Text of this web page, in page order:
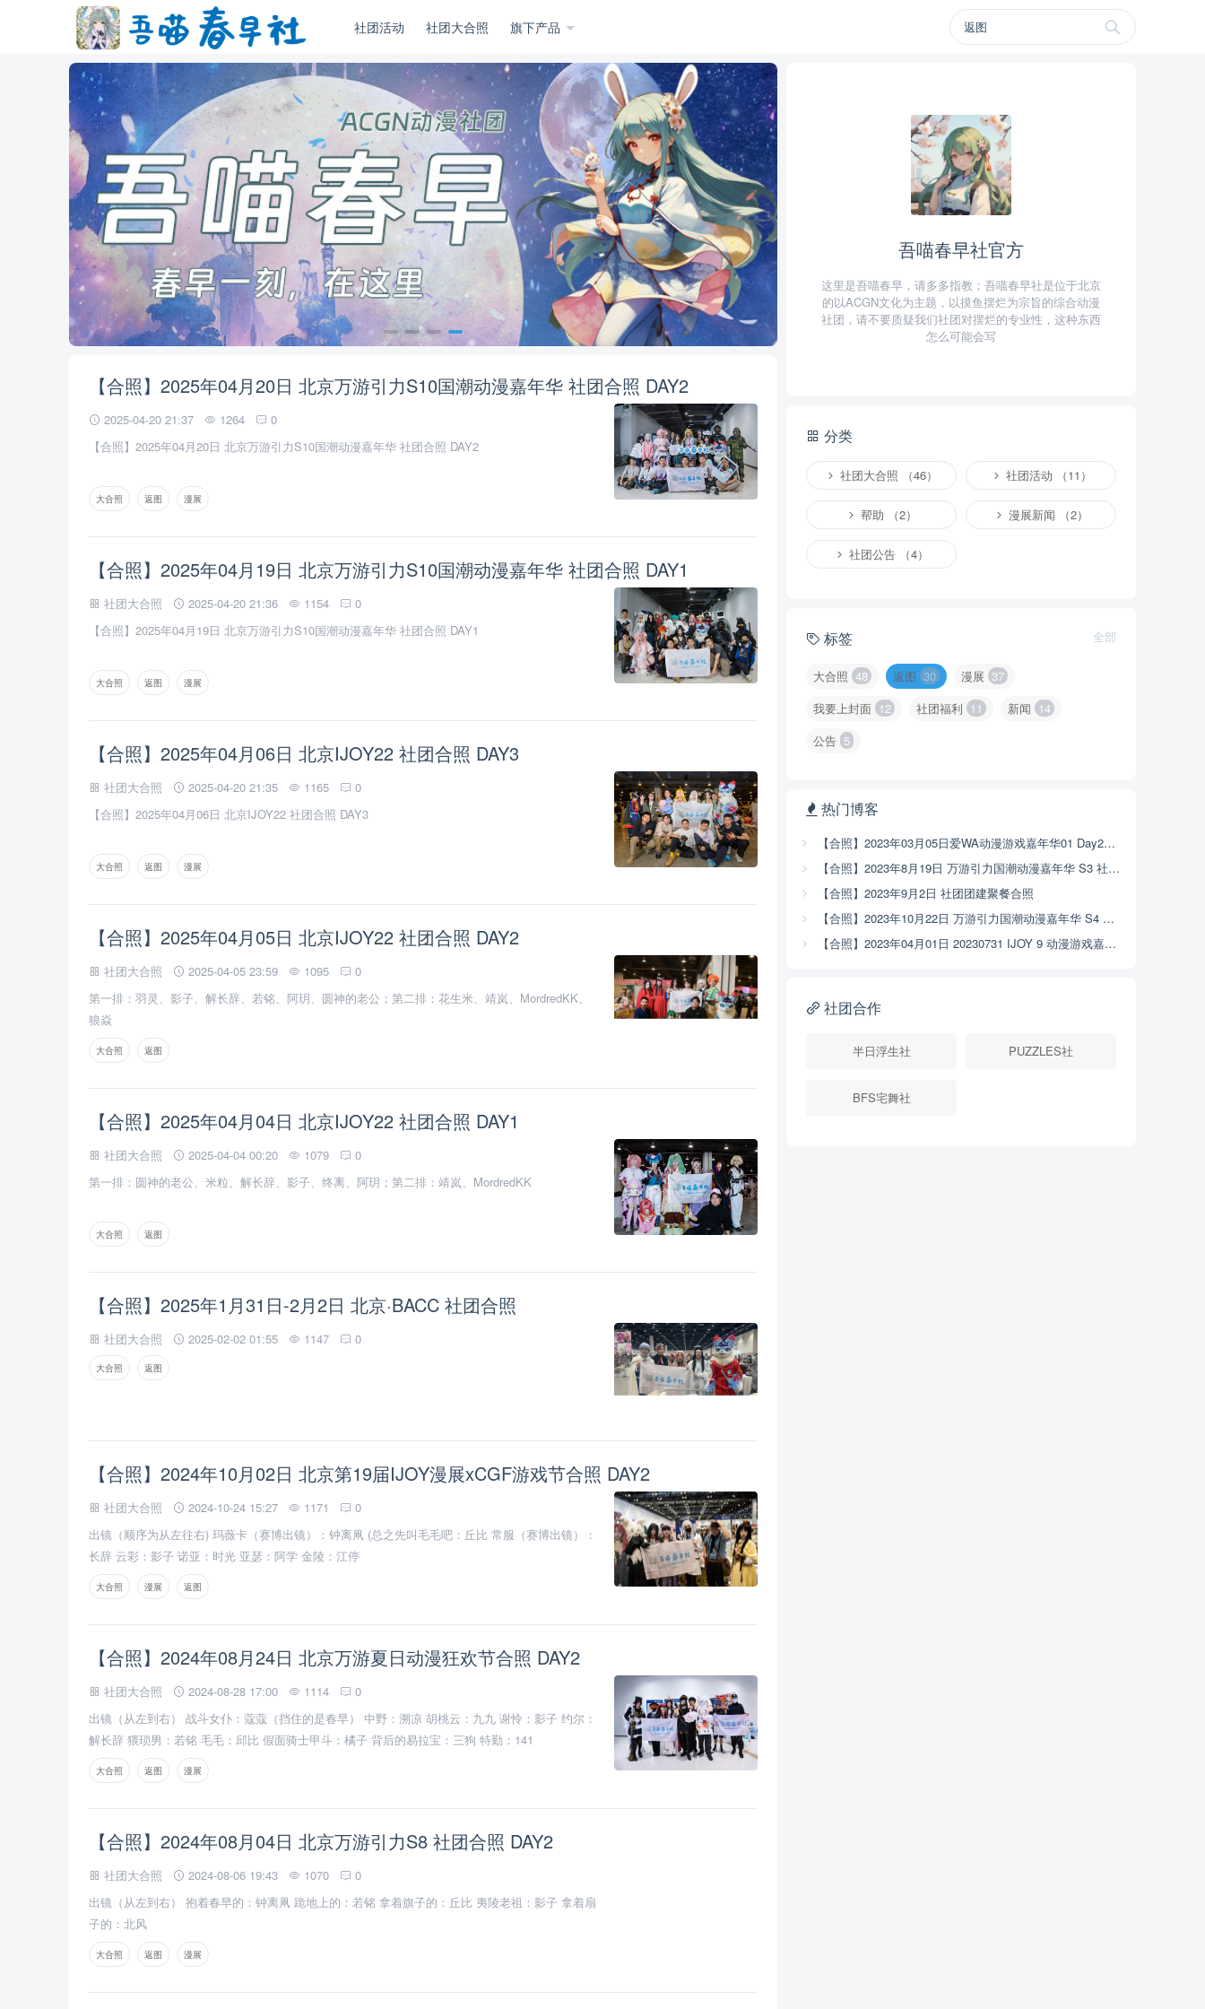
社团活动 社团大合照 旗下产品
【合照】2025年04月20日 北京万游引力S10国潮动漫嘉年华 社团合照 DAY2
2025-04-20 21:37 1264
0
​【合照】2025年04月20日 北京万游引力S10国潮动漫嘉年华 社团合照 DAY2
大合照 返图 漫展
【合照】2025年04月19日 北京万游引力S10国潮动漫嘉年华 社团合照 DAY1
社团大合照 2025-04-20 21:36 1154
0
【合照】2025年04月19日 北京万游引力S10国潮动漫嘉年华 社团合照 DAY1
大合照 返图 漫展
【合照】2025年04月06日 北京IJOY22 社团合照 DAY3
社团大合照 2025-04-20 21:35 1165
0
【合照】2025年04月06日 北京IJOY22 社团合照 DAY3
大合照 返图 漫展
【合照】2025年04月05日 北京IJOY22 社团合照 DAY2
社团大合照 2025-04-05 23:59 1095
0
第一排：羽灵、影子、解长辞、若铭、阿玥、圆神的老公；第二排：花生米、靖岚、MordredKK、
狼焱
大合照 返图
【合照】2025年04月04日 北京IJOY22 社团合照 DAY1
社团大合照 2025-04-04 00:20 1079
0
第一排：圆神的老公、米粒、解长辞、影子、终离、阿玥；第二排：靖岚、MordredKK
大合照 返图
【合照】2025年1月31日-2月2日 北京·BACC 社团合照
社团大合照 2025-02-02 01:55 1147 0
大合照 返图
【合照】2024年10月02日 北京第19届IJOY漫展xCGF游戏节合照 DAY2
社团大合照 2024-10-24 15:27 1171
0
出镜（顺序为从左往右) 玛薇卡（赛博出镜）：钟离凧 (总之先叫毛毛吧：丘比 常服（赛博出镜）：
长辞 云彩：影子 诺亚：时光 亚瑟：阿学 金陵：江停
大合照 漫展 返图
【合照】2024年08月24日 北京万游夏日动漫狂欢节合照 DAY2
社团大合照 2024-08-28 17:00 1114
0
出镜（从左到右） 战斗女仆：蔻蔻（挡住的是春早） 中野：溯凉 胡桃云：九九 谢怜：影子 约尔：
解长辞 猥琐男：若铭 毛毛：邱比 假面骑士甲斗：橘子 背后的易拉宝：三狗 特勤：141
大合照 返图 漫展
【合照】2024年08月04日 北京万游引力S8 社团合照 DAY2
社团大合照 2024-08-06 19:43 1070
0
出镜（从左到右） 抱着春早的：钟离凧 跪地上的：若铭 拿着旗子的：丘比 夷陵老祖：影子 拿着扇
子的：北风 ​
大合照 返图 漫展
吾喵春早社官方
这里是吾喵春早，请多多指教；吾喵春早社是位于北京
的以ACGN文化为主题，以摸鱼摆烂为宗旨的综合动漫
社团，请不要质疑我们社团对摆烂的专业性，这种东西
怎么可能会写
分类
社团大合照 （46） 社团活动 （11）
帮助 （2） 漫展新闻 （2）
社团公告 （4）
标签 全部
大合照 48 返图 30 漫展 37
我要上封面 12 社团福利 11 新闻 14
公告 5
热门博客
【合照】2023年03月05日爱WA动漫游戏嘉年华01 Day2社团合照
【合照】2023年8月19日 万游引力国潮动漫嘉年华 S3 社团大合照
【合照】2023年9月2日 社团团建聚餐合照
【合照】2023年10月22日 万游引力国潮动漫嘉年华 S4 社团大合照
【合照】2023年04月01日 20230731 IJOY 9 动漫游戏嘉年华社团合照
社团合作
半日浮生社 PUZZLES社
BFS宅舞社